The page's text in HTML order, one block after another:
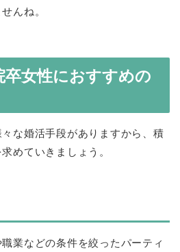
んね。
卒女性におすすめの
な婚活手段がありますから、積
めていきましょう。
業などの条件を絞ったパーティ